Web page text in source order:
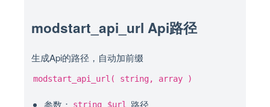
modstart_api_url Api路径
生成Api的路径，自动加前缀
modstart_api_url( string, array )
参数： string $url 路径